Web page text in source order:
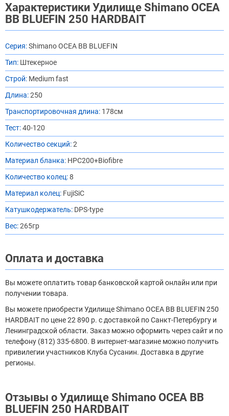
Характеристики Удилище Shimano OCEA
BB BLUEFIN 250 HARDBAIT
Серия:Shimano OCEA BB BLUEFIN
Тип: Штекерное
Строй: Medium fast
Длина:250
Транспортировочная длина: 178см
Тест:40-120
Количество секций:2
Материал бланка: HPC200+Biofibre
Количество колец:8
Материал колец: FujiSiC
Катушкодержатель: DPS-type
Вес:265гр
Оплата и доставка
Вы можете оплатить товар банковской картой онлайн или при
получении товара.
Вы можете приобрести Удилище Shimano OCEA BB BLUEFIN 250
HARDBAIT по цене 22 890 р. с доставкой по Санкт-Петербургу и
Ленинградской области. Заказ можно оформить через сайт и по
телефону (812) 335-6800. В интернет-магазине можно получить
привилегии участников Клуба Сусанин. Доставка в другие
регионы.
Отзывы о Удилище Shimano OCEA BB
BLUEFIN 250 HARDBAIT